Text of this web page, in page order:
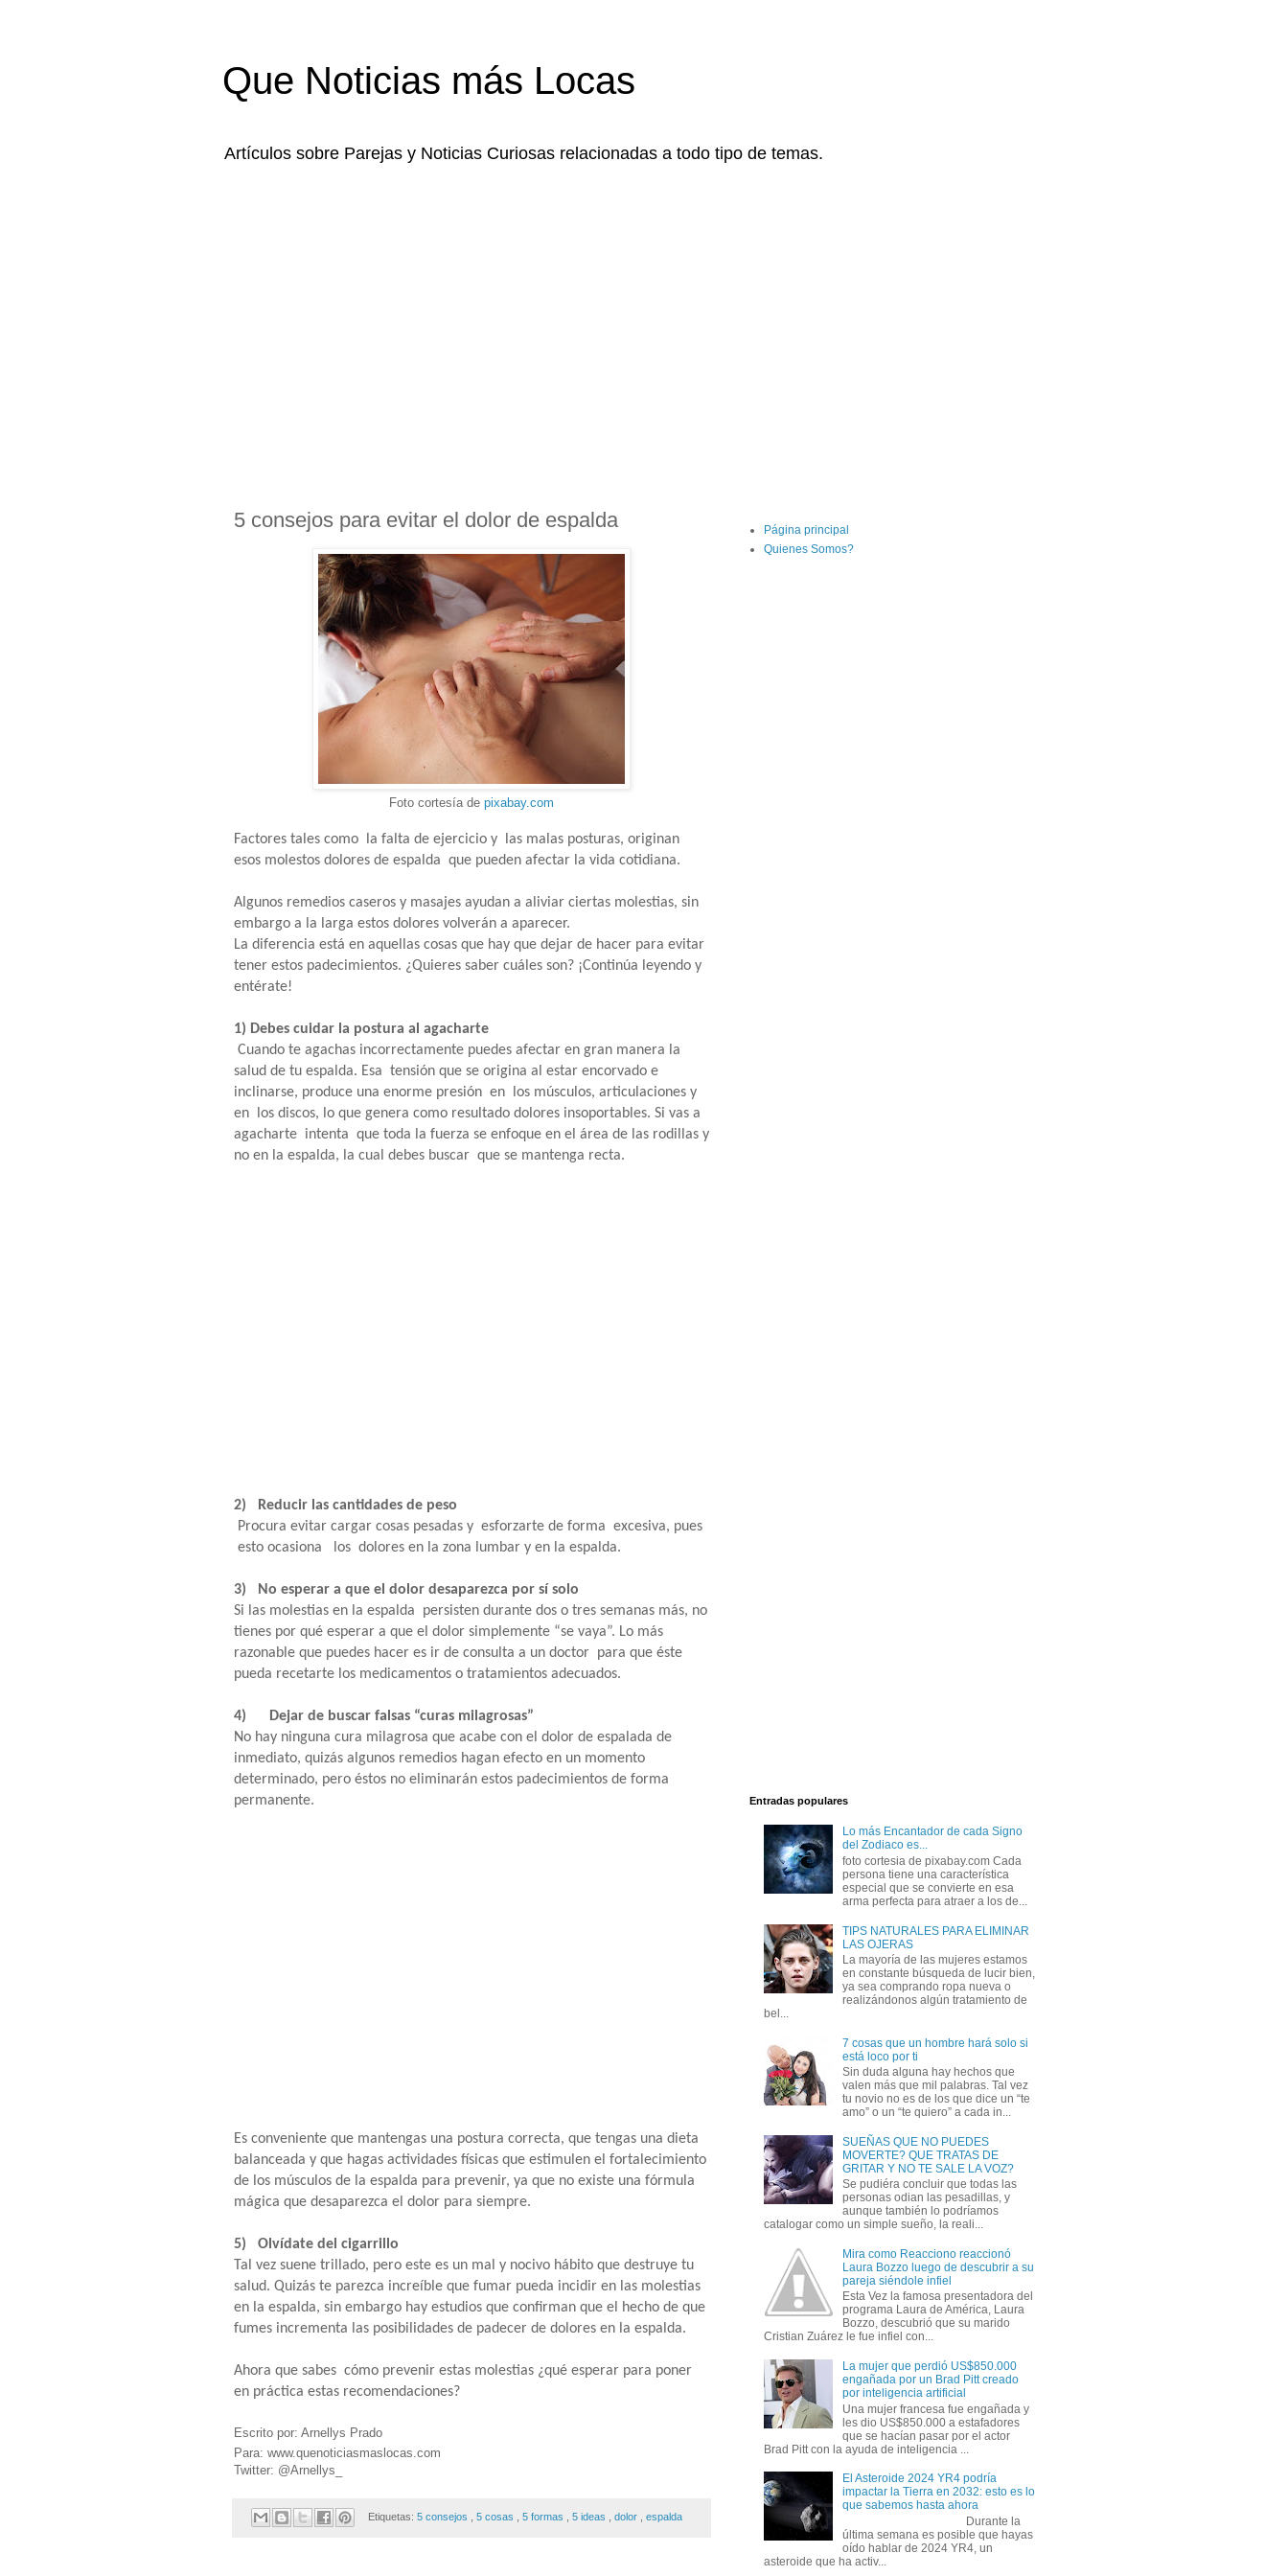
Que Noticias más Locas
Artículos sobre Parejas y Noticias Curiosas relacionadas a todo tipo de temas.
5 consejos para evitar el dolor de espalda
Foto cortesía de pixabay.com
Factores tales como la falta de ejercicio y las malas posturas, originan
esos molestos dolores de espalda que pueden afectar la vida cotidiana.
Algunos remedios caseros y masajes ayudan a aliviar ciertas molestias, sin
embargo a la larga estos dolores volverán a aparecer.
La diferencia está en aquellas cosas que hay que dejar de hacer para evitar
tener estos padecimientos. ¿Quieres saber cuáles son? ¡Continúa leyendo y
entérate!
1) Debes cuidar la postura al agacharte
Cuando te agachas incorrectamente puedes afectar en gran manera la
salud de tu espalda. Esa tensión que se origina al estar encorvado e
inclinarse, produce una enorme presión en los músculos, articulaciones y
en los discos, lo que genera como resultado dolores insoportables. Si vas a
agacharte intenta que toda la fuerza se enfoque en el área de las rodillas y
no en la espalda, la cual debes buscar que se mantenga recta.
2) Reducir las cantidades de peso
Procura evitar cargar cosas pesadas y esforzarte de forma excesiva, pues
esto ocasiona los dolores en la zona lumbar y en la espalda.
3) No esperar a que el dolor desaparezca por sí solo
Si las molestias en la espalda persisten durante dos o tres semanas más, no
tienes por qué esperar a que el dolor simplemente “se vaya”. Lo más
razonable que puedes hacer es ir de consulta a un doctor para que éste
pueda recetarte los medicamentos o tratamientos adecuados.
4) Dejar de buscar falsas “curas milagrosas”
No hay ninguna cura milagrosa que acabe con el dolor de espalada de
inmediato, quizás algunos remedios hagan efecto en un momento
determinado, pero éstos no eliminarán estos padecimientos de forma
permanente.
Es conveniente que mantengas una postura correcta, que tengas una dieta
balanceada y que hagas actividades físicas que estimulen el fortalecimiento
de los músculos de la espalda para prevenir, ya que no existe una fórmula
mágica que desaparezca el dolor para siempre.
5) Olvídate del cigarrillo
Tal vez suene trillado, pero este es un mal y nocivo hábito que destruye tu
salud. Quizás te parezca increíble que fumar pueda incidir en las molestias
en la espalda, sin embargo hay estudios que confirman que el hecho de que
fumes incrementa las posibilidades de padecer de dolores en la espalda.
Ahora que sabes cómo prevenir estas molestias ¿qué esperar para poner
en práctica estas recomendaciones?
Escrito por: Arnellys Prado
Para: www.quenoticiasmaslocas.com
Twitter: @Arnellys_
Etiquetas: 5 consejos 5 cosas 5 formas 5 ideas dolor espalda
Página principal
Quienes Somos?
Entradas populares
Lo más Encantador de cada Signo
del Zodiaco es...
foto cortesia de pixabay.com Cada
persona tiene una característica
especial que se convierte en esa
arma perfecta para atraer a los de...
TIPS NATURALES PARA ELIMINAR
LAS OJERAS
La mayoría de las mujeres estamos
en constante búsqueda de lucir bien,
ya sea comprando ropa nueva o
realizándonos algún tratamiento de
bel...
7 cosas que un hombre hará solo si
está loco por ti
Sin duda alguna hay hechos que
valen más que mil palabras. Tal vez
tu novio no es de los que dice un “te
amo” o un “te quiero” a cada in...
SUEÑAS QUE NO PUEDES
MOVERTE? QUE TRATAS DE
GRITAR Y NO TE SALE LA VOZ?
Se pudiéra concluir que todas las
personas odian las pesadillas, y
aunque también lo podríamos
catalogar como un simple sueño, la reali...
Mira como Reacciono reaccionó
Laura Bozzo luego de descubrir a su
pareja siéndole infiel
Esta Vez la famosa presentadora del
programa Laura de América, Laura
Bozzo, descubrió que su marido
Cristian Zuárez le fue infiel con...
La mujer que perdió US$850.000
engañada por un Brad Pitt creado
por inteligencia artificial
Una mujer francesa fue engañada y
les dio US$850.000 a estafadores
que se hacían pasar por el actor
Brad Pitt con la ayuda de inteligencia ...
El Asteroide 2024 YR4 podría
impactar la Tierra en 2032: esto es lo
que sabemos hasta ahora
Durante la
última semana es posible que hayas
oído hablar de 2024 YR4, un
asteroide que ha activ...